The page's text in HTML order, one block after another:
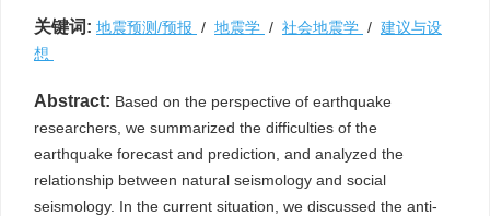
关键词: 地震预测/预报 / 地震学 / 社会地震学 / 建议与设
想
Abstract: Based on the perspective of earthquake
researchers, we summarized the difficulties of the
earthquake forecast and prediction, and analyzed the
relationship between natural seismology and social
seismology. In the current situation, we discussed the anti-